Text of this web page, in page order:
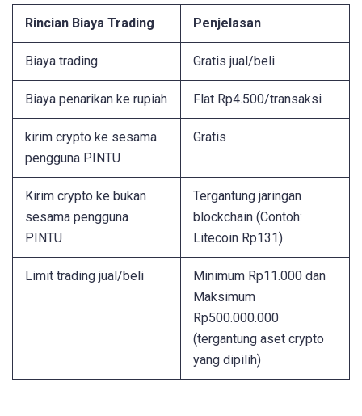
Rincian Biaya Trading Penjelasan
Biaya trading Gratis jual/beli
Biaya penarikan ke rupiah Flat Rp4.500/transaksi
kirim crypto ke sesama
pengguna PINTU
Gratis
Kirim crypto ke bukan
sesama pengguna
PINTU
Tergantung jaringan
blockchain (Contoh:
Litecoin Rp131)
Limit trading jual/beli
Minimum Rp11.000 dan
Maksimum
Rp500.000.000
(tergantung aset crypto
yang dipilih)